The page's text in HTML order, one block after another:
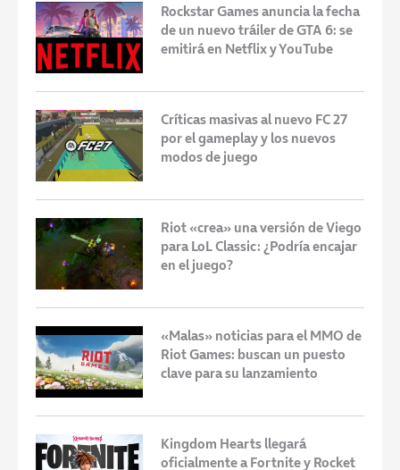
Rockstar Games anuncia la fecha
de un nuevo tráiler de GTA 6: se
emitirá en Netflix y YouTube
Críticas masivas al nuevo FC 27
por el gameplay y los nuevos
modos de juego
Riot «crea» una versión de Viego
para LoL Classic: ¿Podría encajar
en el juego?
«Malas» noticias para el MMO de
Riot Games: buscan un puesto
clave para su lanzamiento
Kingdom Hearts llegará
oficialmente a Fortnite y Rocket